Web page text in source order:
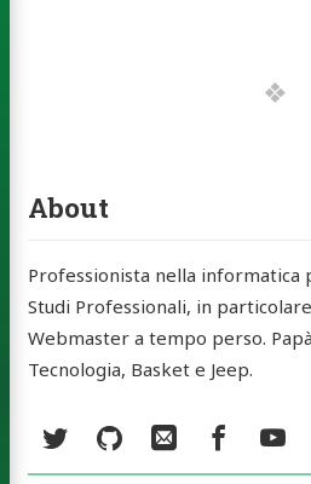
About
Professionista nella informatica
Studi Professionali, in
Webmaster a tempo perso.
Tecnologia, Basket e Jeep.
TwitterGitHubEmail